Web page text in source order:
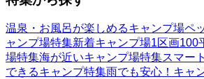
温泉・お風呂が楽しめるキャンプ場ペ
ャンプ場特集新着キャンプ場1区画100
場特集海が近いキャンプ場特集スマー
できるキャンプ特集雨でも安心！キャ